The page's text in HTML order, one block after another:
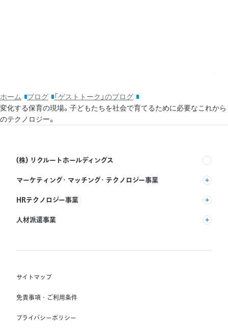
ホーム ブログ
「ゲストトーク」のブログ
変化する保育の現場。子どもたちを社会で育てるために必要なこれから
のテクノロジー。
(株) リクルートホールディングス
マーケティング・マッチング・テクノロジー事業
(株) リクルート
HRテクノロジー事業
(株) インディードリクルートパートナーズ
Indeed, Inc.
人材派遣事業
(株) スタッフサービス・ホールディングス
サイトマップ
免責事項・ご利用条件
プライバシーポリシー